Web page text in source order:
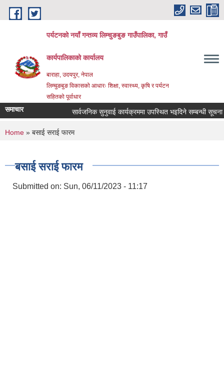
Skip to main content
पर्यटनको नयाँ गन्तव्य लिम्चुङबुङ गाउँपालिका, गाउँ
कार्यपालिकाको कार्यालय
बाराहा, उदयपुर, नेपाल
लिम्चुङबुङ विकासको आधारः शिक्षा, स्वास्थ्य, कृषि र पर्यटन
सहितको पूर्वाधार
समाचार सार्वजनिक सुनुवाई कार्यक्रममा उपस्थित भइदिने सम्बन्धी सूचना ।
You are here
Home » बसाई सराई फारम
बसाई सराई फारम
Submitted on: Sun, 06/11/2023 - 11:17